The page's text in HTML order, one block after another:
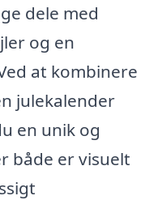
dele med
og en
at kombinere
julekalender
en unik og
både er visuelt